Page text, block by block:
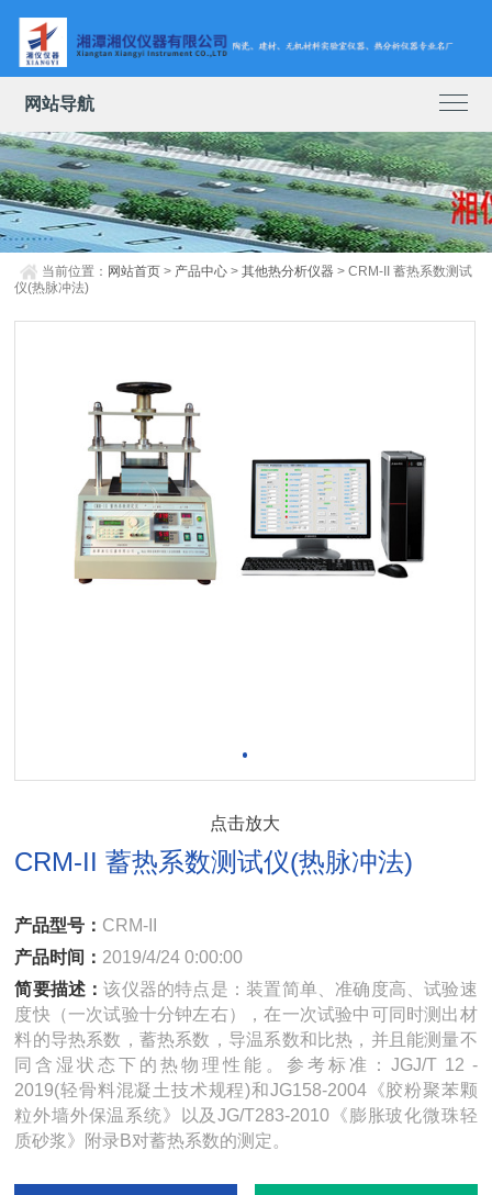
网站导航
当前位置： 网站首页 > 产品中心 >其他热分析仪器 > CRM-II 蓄热系数测试
仪(热脉冲法)
点击放大
CRM-II 蓄热系数测试仪(热脉冲法)
产品型号： CRM-II
产品时间： 2019/4/24 0:00:00
简要描述：该仪器的特点是：装置简单、准确度高、试验速
度快（一次试验十分钟左右），在一次试验中可同时测出材
料的导热系数，蓄热系数，导温系数和比热，并且能测量不
同含湿状态下的热物理性能。参考标准：JGJ/T 12 -
2019(轻骨料混凝土技术规程)和JG158-2004《胶粉聚苯颗
粒外墙外保温系统》以及JG/T283-2010《膨胀玻化微珠轻
质砂浆》附录B对蓄热系数的测定。